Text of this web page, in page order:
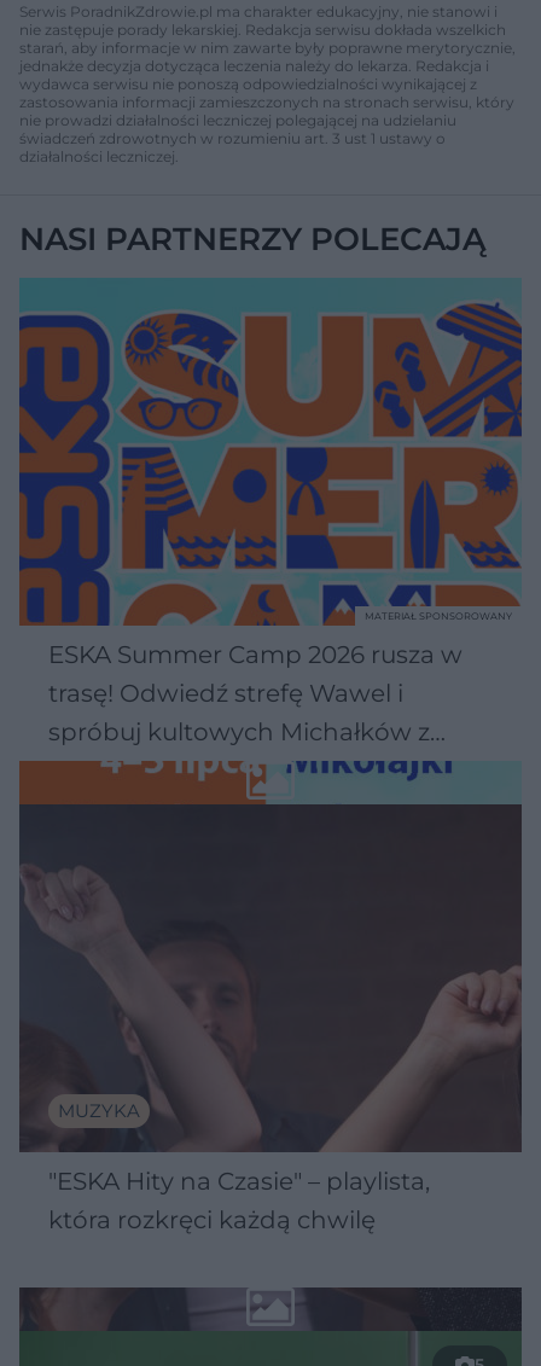
Serwis PoradnikZdrowie.pl ma charakter edukacyjny, nie stanowi i
nie zastępuje porady lekarskiej. Redakcja serwisu dokłada wszelkich
starań, aby informacje w nim zawarte były poprawne merytorycznie,
jednakże decyzja dotycząca leczenia należy do lekarza. Redakcja i
wydawca serwisu nie ponoszą odpowiedzialności wynikającej z
zastosowania informacji zamieszczonych na stronach serwisu, który
nie prowadzi działalności leczniczej polegającej na udzielaniu
świadczeń zdrowotnych w rozumieniu art. 3 ust 1 ustawy o
działalności leczniczej.
NASI PARTNERZY POLECAJĄ
ESKA Summer Camp 2026 rusza w
trasę! Odwiedź strefę Wawel i
spróbuj kultowych Michałków z
Wawelu
MATERIAŁ SPONSOROWANY
MUZYKA
"ESKA Hity na Czasie" – playlista,
która rozkręci każdą chwilę